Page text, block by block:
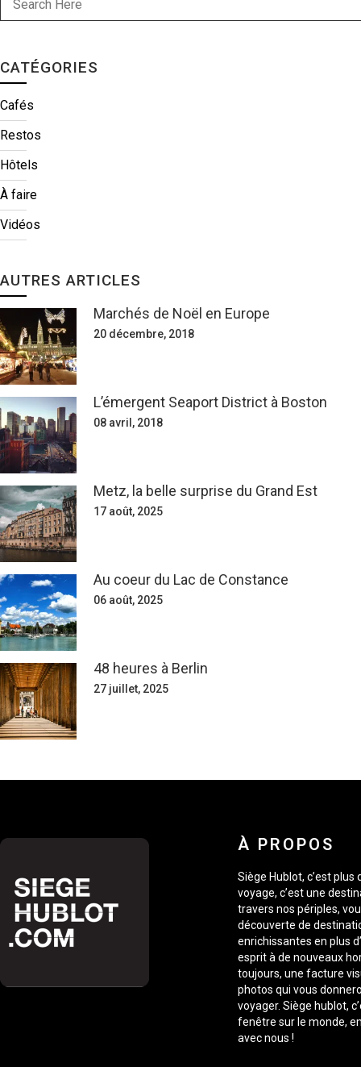
CATÉGORIES
Cafés
Restos
Hôtels
À faire
Vidéos
AUTRES ARTICLES
Marchés de Noël en Europe
20 décembre, 2018
L’émergent Seaport District à Boston
08 avril, 2018
Metz, la belle surprise du Grand Est
17 août, 2025
Au coeur du Lac de Constance
06 août, 2025
48 heures à Berlin
27 juillet, 2025
À PROPOS
Siège Hublot, c’est plus
voyage, c’est une
travers nos périples,
découverte de
enrichissantes en plus
esprit à de nouveaux
toujours, une facture
photos qui vous
voyager. Siège hublot,
fenêtre sur le monde,
avec nous !